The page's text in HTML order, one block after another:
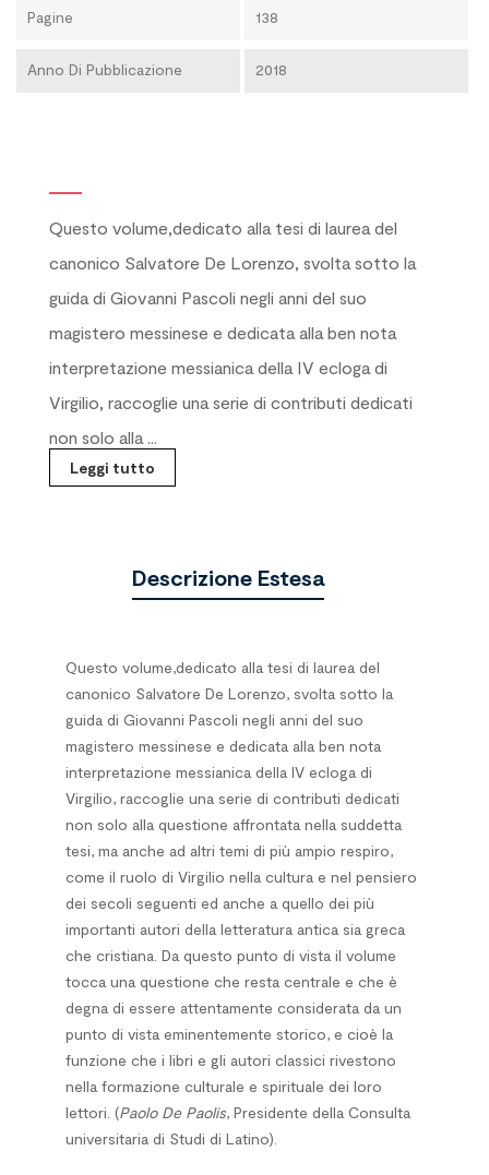
Pagine 138
Anno Di Pubblicazione 2018
Questo volume,dedicato alla tesi di laurea del
canonico Salvatore De Lorenzo, svolta sotto la
guida di Giovanni Pascoli negli anni del suo
magistero messinese e dedicata alla ben nota
interpretazione messianica della IV ecloga di
Virgilio, raccoglie una serie di contributi dedicati
non solo alla ...
Leggi tutto
Descrizione Estesa
Questo volume,dedicato alla tesi di laurea del
canonico Salvatore De Lorenzo, svolta sotto la
guida di Giovanni Pascoli negli anni del suo
magistero messinese e dedicata alla ben nota
interpretazione messianica della IV ecloga di
Virgilio, raccoglie una serie di contributi dedicati
non solo alla questione affrontata nella suddetta
tesi, ma anche ad altri temi di più ampio respiro,
come il ruolo di Virgilio nella cultura e nel pensiero
dei secoli seguenti ed anche a quello dei più
importanti autori della letteratura antica sia greca
che cristiana. Da questo punto di vista il volume
tocca una questione che resta centrale e che è
degna di essere attentamente considerata da un
punto di vista eminentemente storico, e cioè la
funzione che i libri e gli autori classici rivestono
nella formazione culturale e spirituale dei loro
lettori. (Paolo De Paolis, Presidente della Consulta
universitaria di Studi di Latino).